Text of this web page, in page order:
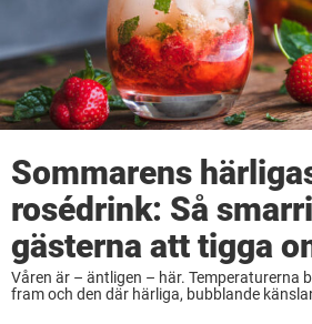
Sommarens
rosédrink: Så
gästerna att tigga
Våren är – äntligen – här. Temperaturerna
fram och den där härliga, bubblande